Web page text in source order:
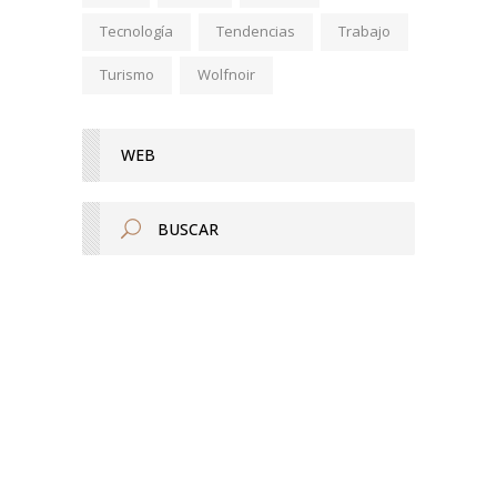
Tecnología Tendencias Trabajo
Turismo Wolfnoir
WEB